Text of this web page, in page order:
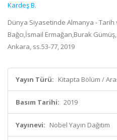
Kardeş B.
Dünya Siyasetinde Almanya - Tarih
Bağcı,İsmail Ermağan,Burak
Ankara, ss.53-77, 2019
Yayın Türü: Kitapta Bölüm /
Basım Tarihi: 2019
Yayınevi: Nobel Yayın Dağıtım